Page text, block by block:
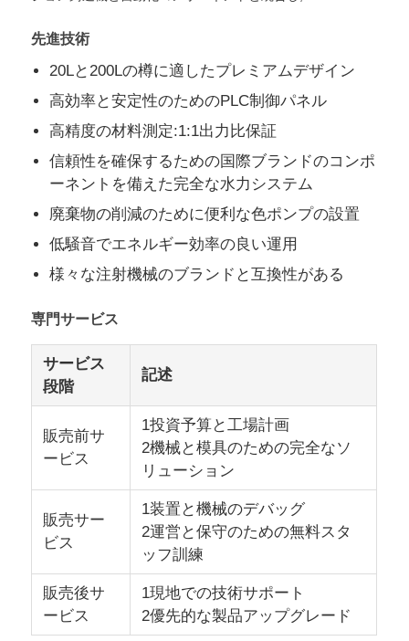
品質管理
お問い合わせ
ニュース
すべての場合
見積依頼
LSR射出成形機
シリコン注射型機
LSR 投与システム
オーバーモールディングマシン
インジェクション鋳造機用アクセサリー
先進技術
20Lと200Lの樽に適したプレミアムデザイン
高効率と安定性のためのPLC制御パネル
高精度の材料測定:1:1出力比保証
信頼性を確保するための国際ブランドのコンポ
ーネントを備えた完全な水力システム
廃棄物の削減のために便利な色ポンプの設置
低騒音でエネルギー効率の良い運用
様々な注射機械のブランドと互換性がある
専門サービス
サービス
段階
記述
販売前サ
ービス
1投資予算と工場計画
2機械と模具のための完全なソ
リューション
販売サー
ビス
1装置と機械のデバッグ
2運営と保守のための無料スタ
ッフ訓練
販売後サ
ービス
1現地での技術サポート
2優先的な製品アップグレード